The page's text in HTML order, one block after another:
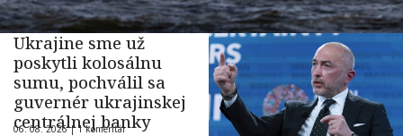
Ukrajine sme už
poskytli kolosálnu
sumu, pochválil sa
guvernér ukrajinskej
centrálnej banky
06. 08. 2026 |1 komentár